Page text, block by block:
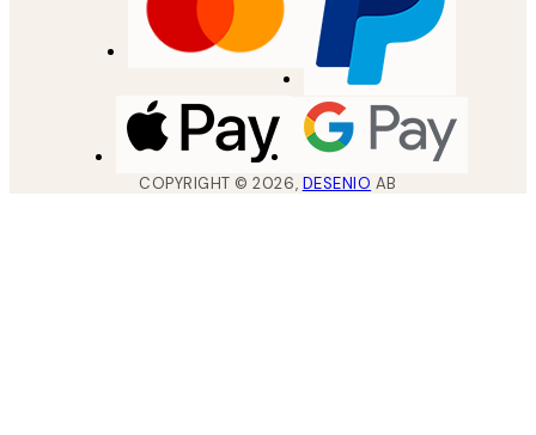
COPYRIGHT ©2026, DESENIO AB